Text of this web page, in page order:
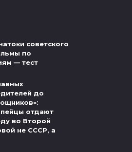
советского
по
— тест
до
отдают
во Второй
не СССР, а